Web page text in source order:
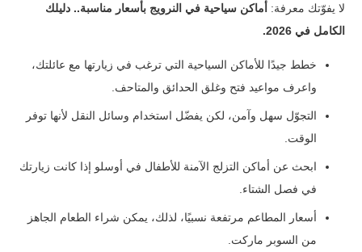
لا يفوّتك معرفة: أماكن سياحية في النرويج بأسعار مناسبة.. دليلك
الكامل في 2026
.
خطط جيدًا للأماكن السياحية التي ترغب في زيارتها مع عائلتك،
واعرف مواعيد فتح وغلق الحدائق والمتاحف.
التجوّل سهل وآمن، لكن يفضّل استخدام وسائل النقل لأنها توفر
الوقت.
ابحث عن أماكن التزلج الآمنة للأطفال في أوسلو إذا كانت زيارتك
في فصل الشتاء.
أسعار المطاعم مرتفعة نسبيًا، لذلك، يمكن شراء الطعام الجاهز
من السوبر ماركت.